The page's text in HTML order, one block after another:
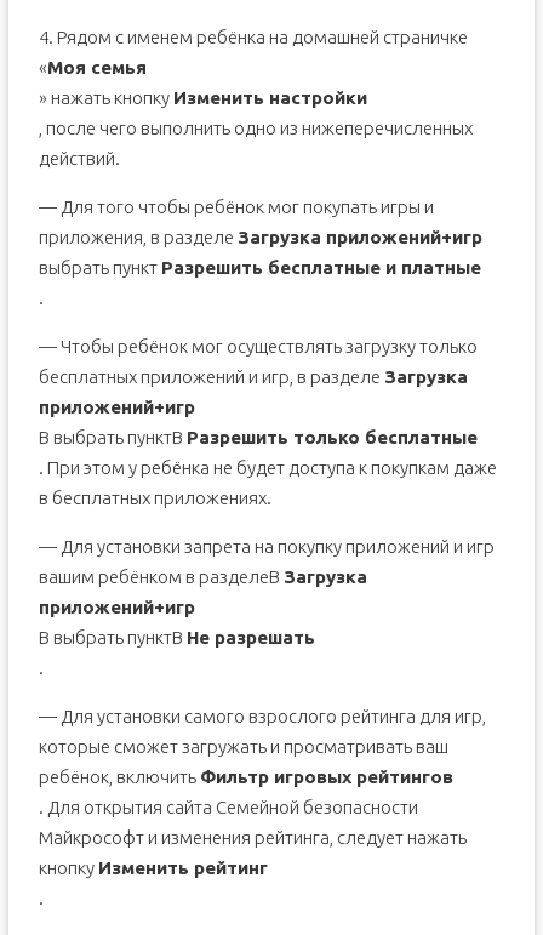
4. Рядом с именем ребёнка на домашней страничке
«Моя семья
» нажать кнопку Изменить настройки
, после чего выполнить одно из нижеперечисленных
действий.
— Для того чтобы ребёнок мог покупать игры и
приложения, в разделе Загрузка приложений+игр
выбрать пункт Разрешить бесплатные и платные
.
— Чтобы ребёнок мог осуществлять загрузку только
бесплатных приложений и игр, в разделе Загрузка
приложений+игр
В выбрать пунктВ Разрешить только бесплатные
. При этом у ребёнка не будет доступа к покупкам даже
в бесплатных приложениях.
— Для установки запрета на покупку приложений и игр
вашим ребёнком в разделеВ Загрузка
приложений+игр
В выбрать пунктВ Не разрешать
.
— Для установки самого взрослого рейтинга для игр,
которые сможет загружать и просматривать ваш
ребёнок, включить Фильтр игровых рейтингов
. Для открытия сайта Семейной безопасности
Майкрософт и изменения рейтинга, следует нажать
кнопку Изменить рейтинг
.